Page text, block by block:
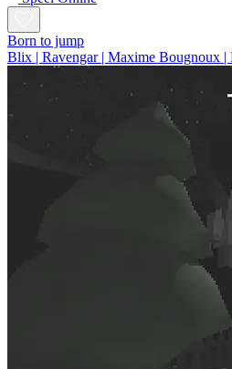
Born to jump
Blix | Ravengar | Maxime Bougnoux |